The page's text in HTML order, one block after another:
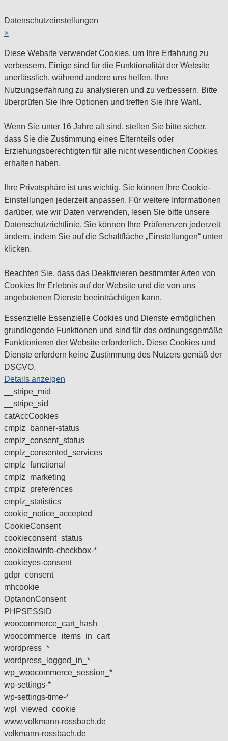
Datenschutzeinstellungen
×
Diese Website verwendet Cookies, um Ihre Erfahrung zu
verbessern. Einige sind für die Funktionalität der Website
unerlässlich, während andere uns helfen, Ihre
Nutzungserfahrung zu analysieren und zu verbessern. Bitte
überprüfen Sie Ihre Optionen und treffen Sie Ihre Wahl.
Wenn Sie unter 16 Jahre alt sind, stellen Sie bitte sicher,
dass Sie die Zustimmung eines Elternteils oder
Erziehungsberechtigten für alle nicht wesentlichen Cookies
erhalten haben.
Ihre Privatsphäre ist uns wichtig. Sie können Ihre Cookie-
Einstellungen jederzeit anpassen. Für weitere Informationen
darüber, wie wir Daten verwenden, lesen Sie bitte unsere
Datenschutzrichtlinie. Sie können Ihre Präferenzen jederzeit
ändern, indem Sie auf die Schaltfläche „Einstellungen“ unten
klicken.
Beachten Sie, dass das Deaktivieren bestimmter Arten von
Cookies Ihr Erlebnis auf der Website und die von uns
angebotenen Dienste beeinträchtigen kann.
Essenzielle Essenzielle Cookies und Dienste ermöglichen
grundlegende Funktionen und sind für das ordnungsgemäße
Funktionieren der Website erforderlich. Diese Cookies und
Dienste erfordern keine Zustimmung des Nutzers gemäß der
DSGVO.
Details anzeigen
__stripe_mid
__stripe_sid
catAccCookies
cmplz_banner-status
cmplz_consent_status
cmplz_consented_services
cmplz_functional
cmplz_marketing
cmplz_preferences
cmplz_statistics
cookie_notice_accepted
CookieConsent
cookieconsent_status
cookielawinfo-checkbox-*
cookieyes-consent
gdpr_consent
mhcookie
OptanonConsent
PHPSESSID
woocommerce_cart_hash
woocommerce_items_in_cart
wordpress_*
wordpress_logged_in_*
wp_woocommerce_session_*
wp-settings-*
wp-settings-time-*
wpl_viewed_cookie
www.volkmann-rossbach.de
volkmann-rossbach.de